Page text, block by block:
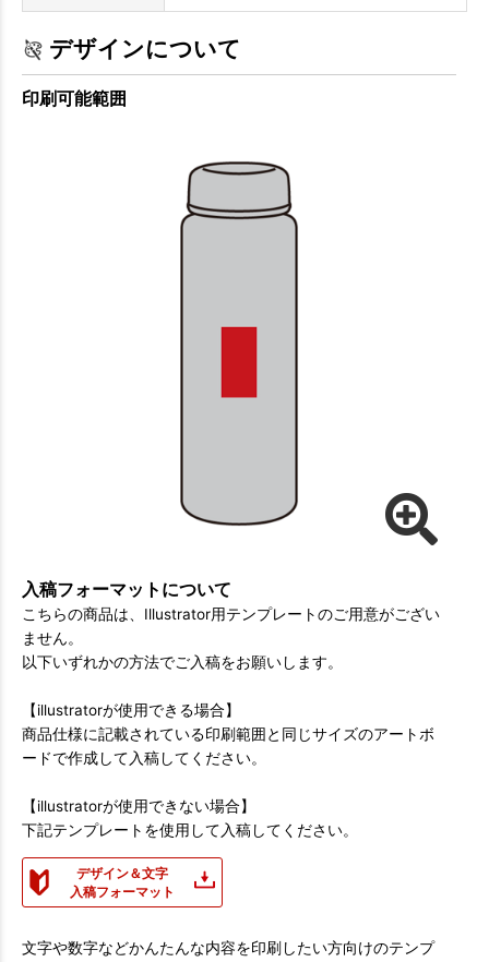
デザインについて
印刷可能範囲
入稿フォーマットについて
こちらの商品は、Illustrator用テンプレートのご用意がござい
ません。
以下いずれかの方法でご入稿をお願いします。
【illustratorが使用できる場合】
商品仕様に記載されている印刷範囲と同じサイズのアートボ
ードで作成して入稿してください。
【illustratorが使用できない場合】
下記テンプレートを使用して入稿してください。
デザイン＆文字
入稿フォーマット
文字や数字などかんたんな内容を印刷したい方向けのテンプ